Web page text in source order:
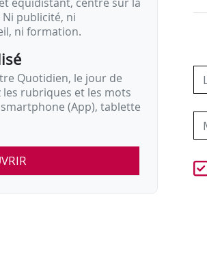
publicité, ni
ni formation.
Quotidien, le jour de
les rubriques et les mots
(App), tablette